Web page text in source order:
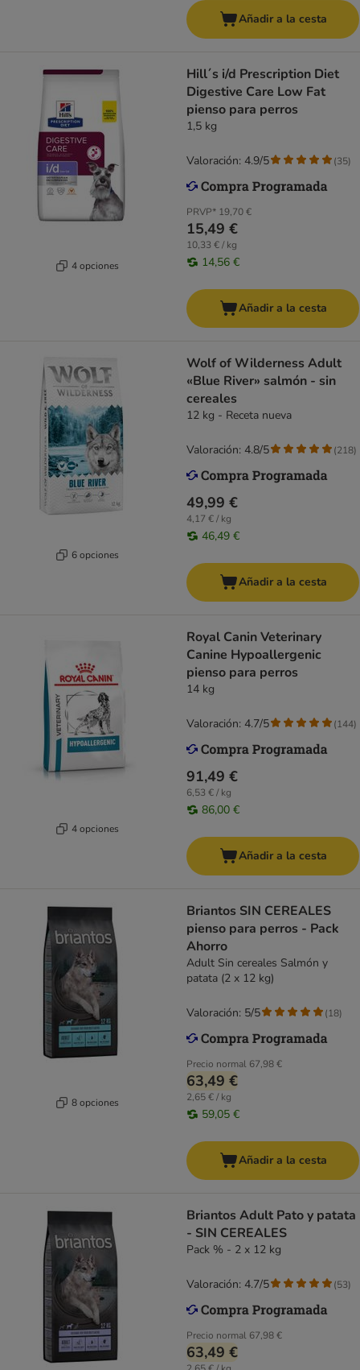
Añadir a la cesta
4 opciones
Hill´s i/d Prescription Diet
Digestive Care Low Fat
pienso para perros
1,5 kg
PRVP* 19,70 €
15,49 €
10,33 € / kg
14,56 €
Valoración: 4.9/5 (35)
Añadir a la cesta
6 opciones
Wolf of Wilderness Adult
«Blue River» salmón - sin
cereales
12 kg - Receta nueva
49,99 €
4,17 € / kg
46,49 €
Valoración: 4.8/5 (218)
Añadir a la cesta
4 opciones
Royal Canin Veterinary
Canine Hypoallergenic
pienso para perros
14 kg
91,49 €
6,53 € / kg
86,00 €
Valoración: 4.7/5 (144)
Añadir a la cesta
8 opciones
Briantos SIN CEREALES
pienso para perros - Pack
Ahorro
Adult Sin cereales Salmón y
patata (2 x 12 kg)
Precio normal 67,98 €
63,49 €
2,65 € / kg
59,05 €
Valoración: 5/5 (18)
Añadir a la cesta
Briantos Adult Pato y patata
- SIN CEREALES
Pack % - 2 x 12 kg
Precio normal 67,98 €
63,49 €
Valoración: 4.7/5 (53)